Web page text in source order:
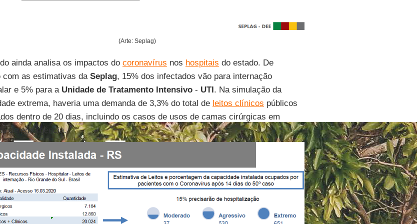
(Arte: Seplag)
ainda analisa os impactos do coronavírus nos hospitais do estado. De
com as estimativas da Seplag, 15% dos infectados vão para internação
e 5% para a Unidade de Tratamento Intensivo - UTI. Na simulação da
extrema, haveria uma demanda de 3,3% do total de leitos clínicos públicos
dentro de 20 dias, incluindo os casos de usos de camas cirúrgicas em
de emergência.